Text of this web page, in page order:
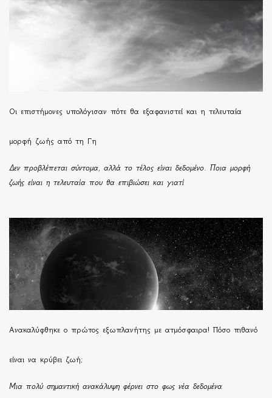
Οι επιστήμονες υπολόγισαν πότε θα εξαφανιστεί και η τελευταία
μορφή ζωής από τη Γη
Δεν προβλέπεται σύντομα, αλλά το τέλος είναι δεδομένο. Ποια μορφή
ζωής είναι η τελευταία που θα επιβιώσει και γιατί
Ανακαλύφθηκε ο πρώτος εξωπλανήτης με ατμόσφαιρα! Πόσο πιθανό
είναι να κρύβει ζωή;
Μια πολύ σημαντική ανακάλυψη φέρνει στο φως νέα δεδομένα